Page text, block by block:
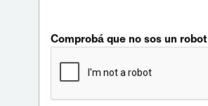
Comprobá que no sos un robot